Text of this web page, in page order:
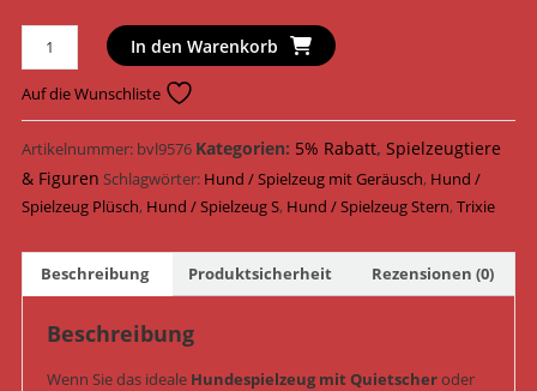
Trixie
Hundespielzeug
Stern
Plüsch
&
Geräusch
16
(Art.-
Menge
In den Warenkorb
Auf die Wunschliste
Artikelnummer: bvl9576 Kategorien: 5% Rabatt, Spielzeugtiere
& Figuren Schlagwörter: Hund / Spielzeug mit Geräusch, Hund /
Spielzeug Plüsch, Hund / Spielzeug S, Hund / Spielzeug Stern,Trixie
Beschreibung Produktsicherheit Rezensionen (0)
Beschreibung
Wenn Sie das ideale Hundespielzeug mit Quietscheroder